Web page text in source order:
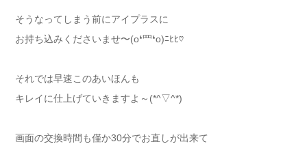
そうなってしまう前にアイプラスに
お持ち込みくださいませ〜(o❛罒❛o)ﾆﾋﾋ♡
それでは早速このあいほんも
キレイに仕上げていきますよ～(*^▽^*)
画面の交換時間も僅か30分でお直しが出来て